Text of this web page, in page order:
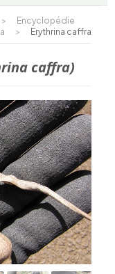
>
Encyclopédie
> Erythrina caffra
caffra)